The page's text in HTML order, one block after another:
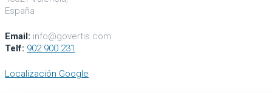
España
Email: info@govertis.com
Telf: 902 900 231
Localización Google